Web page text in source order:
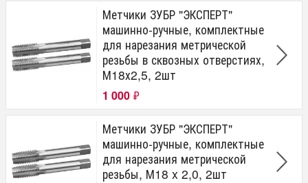
Метчики ЗУБР "ЭКСПЕРТ"
машинно-ручные, комплектные
для нарезания метрической
резьбы в сквозных отверстиях,
М18х2,5, 2шт
1 000 ₽
Метчики ЗУБР "ЭКСПЕРТ"
машинно-ручные, комплектные
для нарезания метрической
резьбы, М18 x 2,0, 2шт